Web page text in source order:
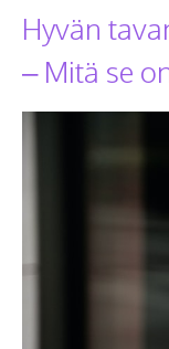
Hyvän
– Mitä se